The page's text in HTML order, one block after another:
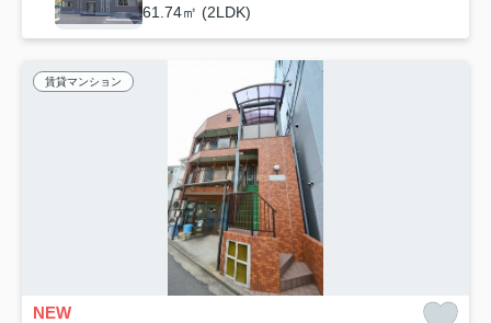
61.74㎡ (2LDK)
賃貸マンション
NEW